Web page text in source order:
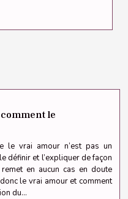
le
le vrai amour n’est pas un
définir et l’expliquer de façon
en aucun cas en doute
le vrai amour et comment
du...